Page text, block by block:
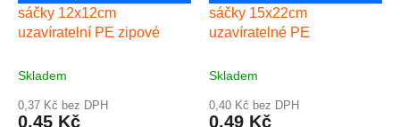
sáčky 12x12cm
uzavíratelní PE zipové
Skladem
0,37 Kč bez DPH
0,45 Kč
sáčky 15x22cm
uzavíratelné PE
Skladem
0,40 Kč bez DPH
0,49 Kč